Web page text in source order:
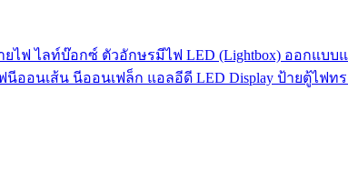
ไฟ ไลท์บ๊อกซ์ ตัวอักษรมีไฟ LED (Lightbox) ออกแบ
นเส้น นีออนเฟล็ก แอลอีดี LED Display ป้ายตู้ไฟทร